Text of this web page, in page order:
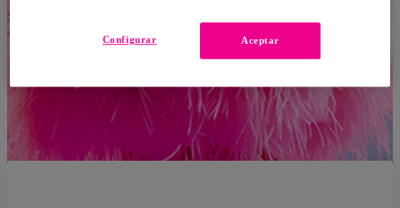
Aceptar
Configurar